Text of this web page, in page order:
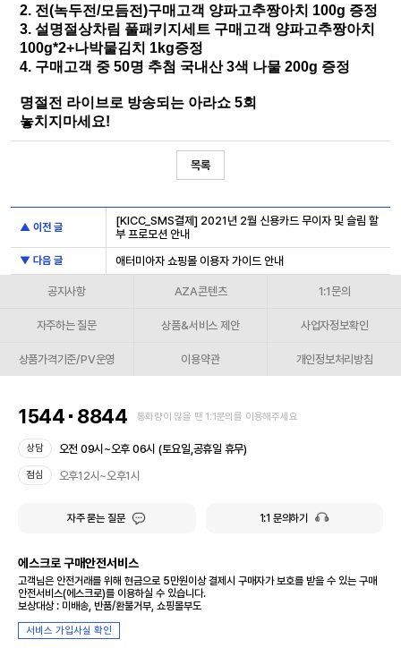
2. 전(녹두전/모듬전)구매고객 양파고추짱아치 100g 증정
3. 설명절상차림 풀패키지세트 구매고객 양파고추짱아치
100g*2+나박물김치 1kg증정
4. 구매고객 중 50명 추첨 국내산 3색 나물 200g 증정
명절전 라이브로 방송되는 아라쇼 5회
놓치지마세요!
목록
▲ 이전 글
[KICC_SMS결제] 2021년 2월 신용카드 무이자 및 슬림 할
부 프로모션 안내
▼ 다음 글 애터미아자 쇼핑몰 이용자 가이드 안내
공지사항 AZA콘텐츠 1:1문의
자주하는 질문 상품&서비스 제안 사업자정보확인
상품가격기준/PV운영 이용약관 개인정보처리방침
1544 8844 통화량이 많을 땐 1:1문의를 이용해주세요
상담 오전 09시~오후 06시 (토요일,공휴일 휴무)
점심 오후12시~오후1시
자주 묻는 질문 1:1 문의하기
에스크로 구매안전서비스
고객님은 안전거래를 위해 현금으로 5만원이상 결제시 구매자가 보호를 받을 수 있는 구매
안전서비스(에스크로)를 이용하실 수 있습니다.
보상대상 : 미배송, 반품/환불거부, 쇼핑몰부도
서비스 가입사실 확인